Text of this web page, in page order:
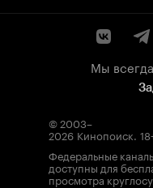
Мы
© 2003–
2026 Кинопоиск.
Федеральные
доступны для
просмотра